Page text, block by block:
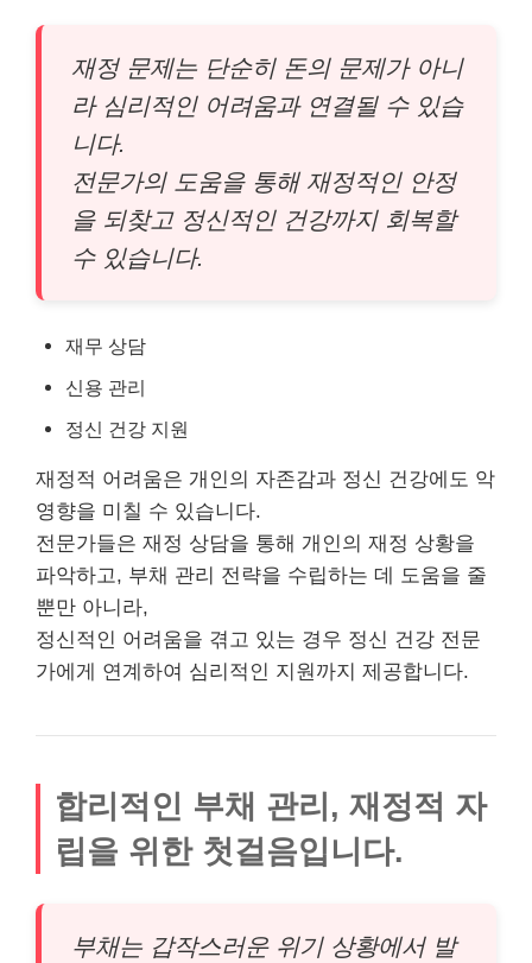
재정 문제는 단순히 돈의 문제가 아니
라 심리적인 어려움과 연결될 수 있습
니다.
전문가의 도움을 통해 재정적인 안정
을 되찾고 정신적인 건강까지 회복할
수 있습니다.
재무 상담
신용 관리
정신 건강 지원
재정적 어려움은 개인의 자존감과 정신 건강에도 악
영향을 미칠 수 있습니다.
전문가들은 재정 상담을 통해 개인의 재정 상황을
파악하고, 부채 관리 전략을 수립하는 데 도움을 줄
뿐만 아니라,
정신적인 어려움을 겪고 있는 경우 정신 건강 전문
가에게 연계하여 심리적인 지원까지 제공합니다.
합리적인 부채 관리, 재정적 자
립을 위한 첫걸음입니다.
부채는 갑작스러운 위기 상황에서 발